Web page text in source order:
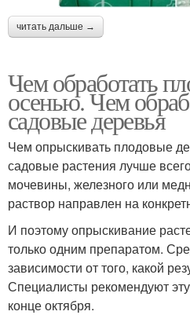
читать дальше →
Чем обработать
осенью. Чем
садовые деревья
Чем опрыскивать плодовые
садовые растения лучше
мочевины, железного или
раствор направлен на
И поэтому опрыскивание
только одним препаратом.
зависимости от того, какой
Специалисты рекомендуют
конце октября.